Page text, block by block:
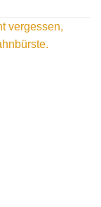
vergessen,